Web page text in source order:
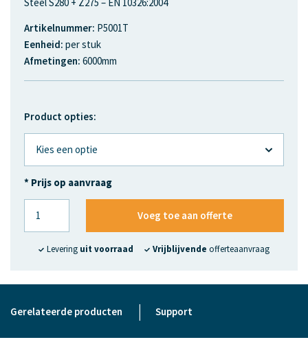
Artikelnummer: P5001T
Eenheid: per stuk
Afmetingen: 6000mm
Product opties:
* Prijs op aanvraag
Voeg toe aan offerte
Levering uit voorraad Vrijblijvende offerteaanvraag
Gerelateerde producten | Support